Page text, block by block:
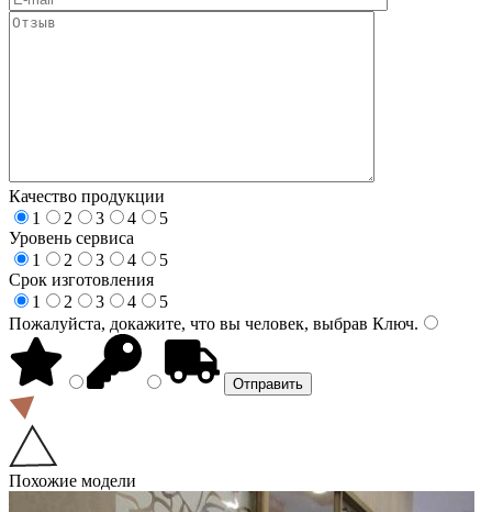
Качество продукции
1
2 3 4
5
Уровень сервиса
1
2 3 4
5
Срок изготовления
1
2 3 4
5
Пожалуйста, докажите, что вы человек, выбрав Ключ.
Похожие модели